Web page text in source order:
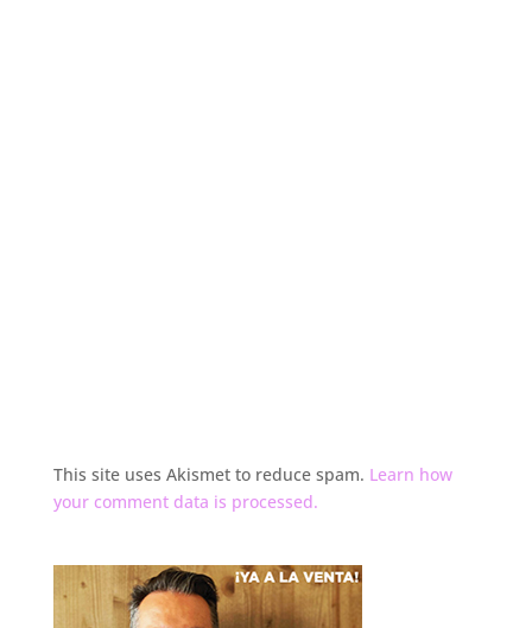
This site uses Akismet to reduce spam. Learn how
your comment data is processed.